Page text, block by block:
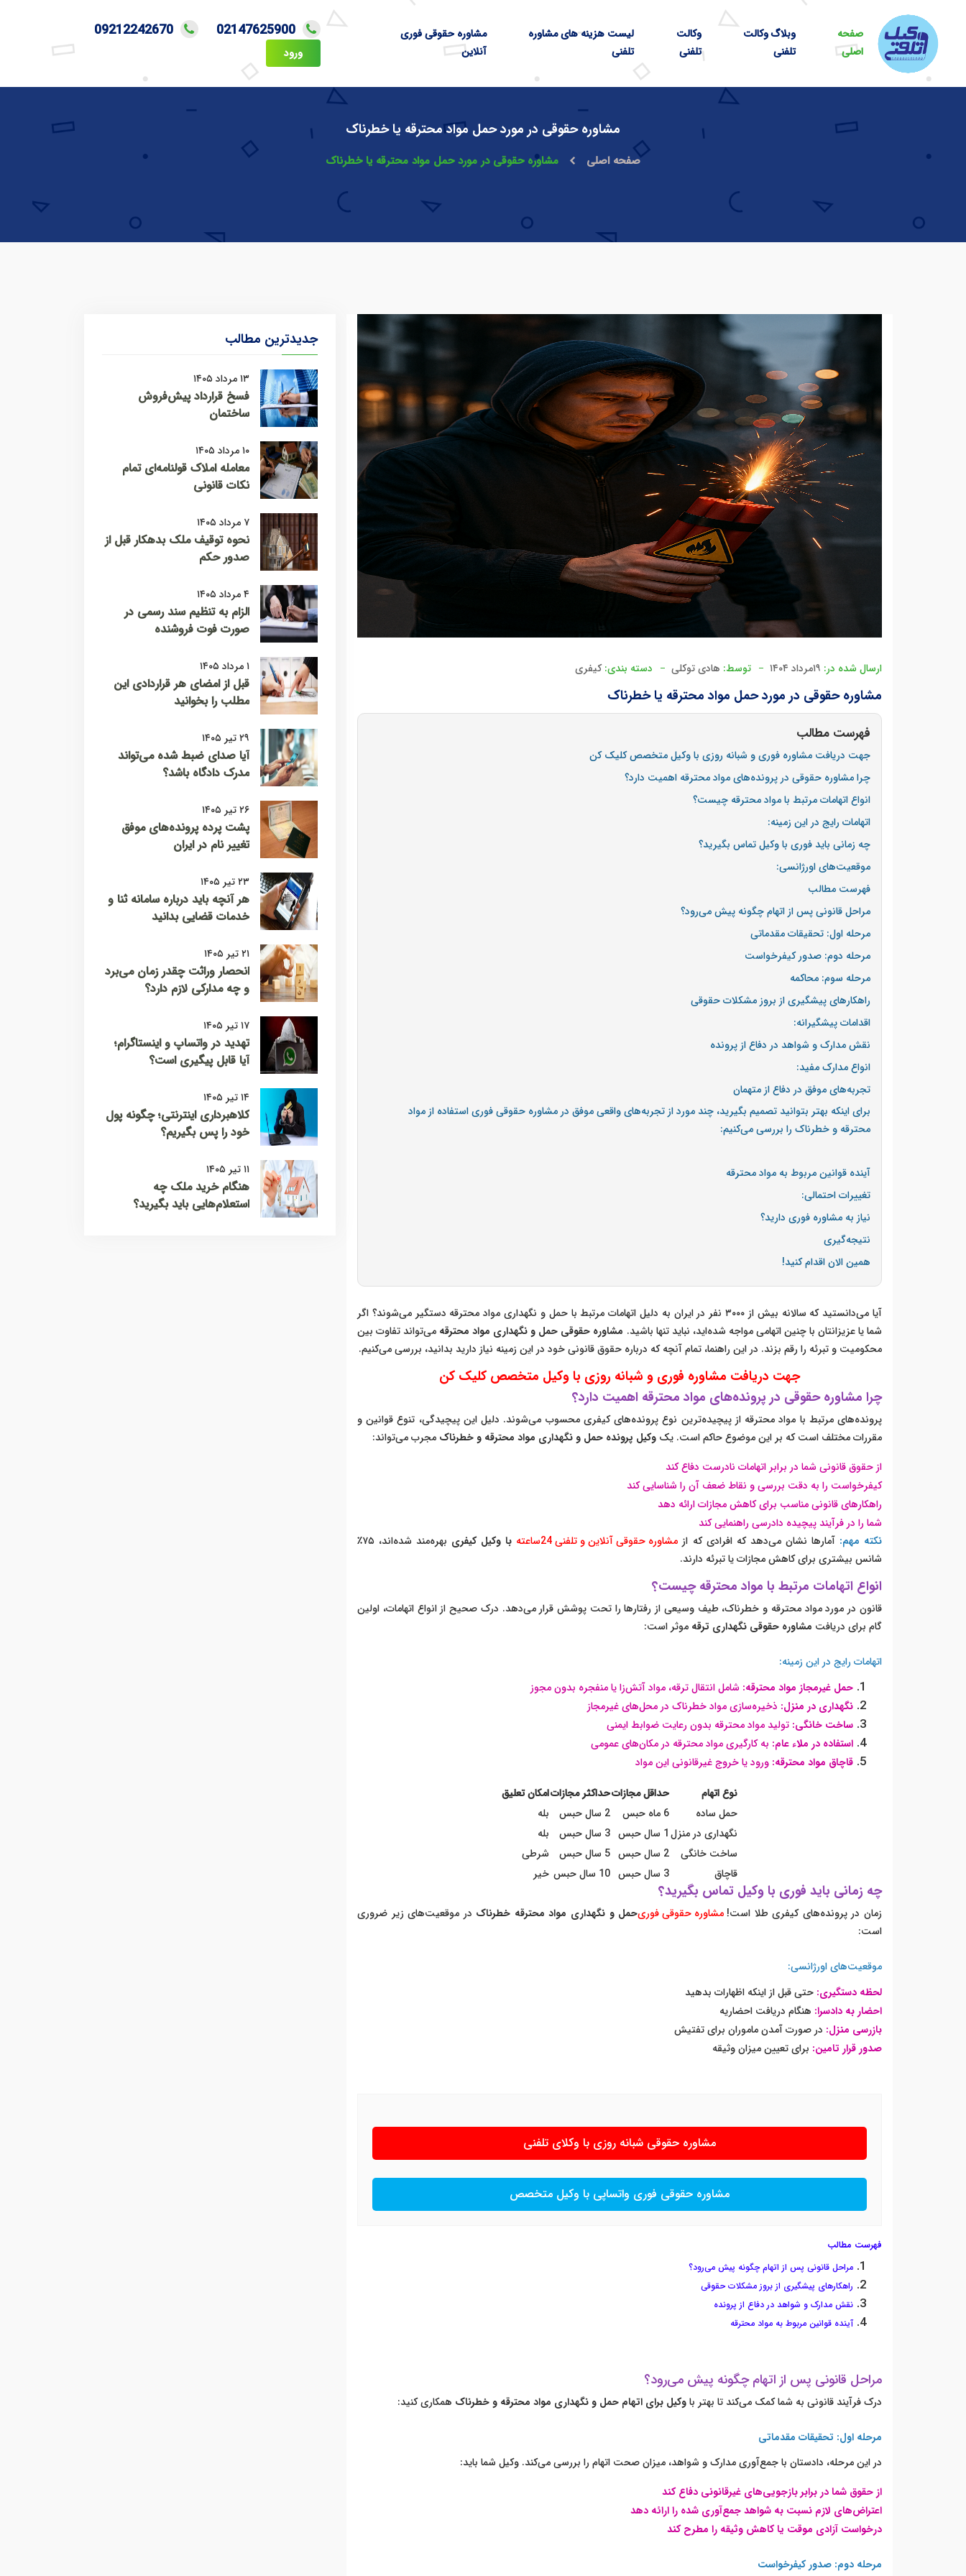
صفحه
اصلی
وبلاگ وکالت
تلفنی
وکالت
تلفنی
لیست هزینه های مشاوره
تلفنی
مشاوره حقوقی فوری
آنلاین
02147625900
09212242670
ورود
مشاوره حقوقی در مورد حمل مواد محترقه یا خطرناک
صفحه اصلی مشاوره حقوقی در مورد حمل مواد محترقه یا خطرناک
ارسال شده در: ۱۹مرداد ۱۴۰۴ توسط: هادی توکلی دسته بندی: کیفری
مشاوره حقوقی در مورد حمل مواد محترقه یا خطرناک
فهرست مطالب
جهت دریافت مشاوره فوری و شبانه روزی با وکیل متخصص کلیک کن
چرا مشاوره حقوقی در پرونده‌های مواد محترقه اهمیت دارد؟
انواع اتهامات مرتبط با مواد محترقه چیست؟
اتهامات رایج در این زمینه:
چه زمانی باید فوری با وکیل تماس بگیرید؟
موقعیت‌های اورژانسی:
فهرست مطالب
مراحل قانونی پس از اتهام چگونه پیش می‌رود؟
مرحله اول: تحقیقات مقدماتی
مرحله دوم: صدور کیفرخواست
مرحله سوم: محاکمه
راهکارهای پیشگیری از بروز مشکلات حقوقی
اقدامات پیشگیرانه:
نقش مدارک و شواهد در دفاع از پرونده
انواع مدارک مفید:
تجربه‌های موفق در دفاع از متهمان
برای اینکه بهتر بتوانید تصمیم بگیرید، چند مورد از تجربه‌های واقعی موفق در مشاوره حقوقی فوری استفاده از مواد
محترقه و خطرناک را بررسی می‌کنیم:
آینده قوانین مربوط به مواد محترقه
تغییرات احتمالی:
نیاز به مشاوره فوری دارید؟
نتیجه‌گیری
همین الان اقدام کنید!
آیا می‌دانستید که سالانه بیش از ۳۰۰۰ نفر در ایران به دلیل اتهامات مرتبط با حمل و نگهداری مواد محترقه دستگیر می‌شوند؟ اگر
شما یا عزیزانتان با چنین اتهامی مواجه شده‌اید، نباید تنها باشید. مشاوره حقوقی حمل و نگهداری مواد محترقه می‌تواند تفاوت بین
محکومیت و تبرئه را رقم بزند. در این راهنما، تمام آنچه که درباره حقوق قانونی خود در این زمینه نیاز دارید بدانید، بررسی می‌کنیم.
جهت دریافت مشاوره فوری و شبانه روزی با وکیل متخصص کلیک کن
چرا مشاوره حقوقی در پرونده‌های مواد محترقه اهمیت دارد؟
پرونده‌های مرتبط با مواد محترقه از پیچیده‌ترین نوع پرونده‌های کیفری محسوب می‌شوند. دلیل این پیچیدگی، تنوع قوانین و
مقررات مختلف است که بر این موضوع حاکم است. یک وکیل پرونده حمل و نگهداری مواد محترقه و خطرناک مجرب می‌تواند:
از حقوق قانونی شما در برابر اتهامات نادرست دفاع کند
کیفرخواست را به دقت بررسی و نقاط ضعف آن را شناسایی کند
راهکارهای قانونی مناسب برای کاهش مجازات ارائه دهد
شما را در فرآیند پیچیده دادرسی راهنمایی کند
نکته مهم:آمارها نشان می‌دهد که افرادی که از مشاوره حقوقی آنلاین و تلفنی 24ساعته با وکیل کیفری
بهره‌مند شده‌اند، ۷۵٪
شانس بیشتری برای کاهش مجازات یا تبرئه دارند.
انواع اتهامات مرتبط با مواد محترقه چیست؟
قانون در مورد مواد محترقه و خطرناک، طیف وسیعی از رفتارها را تحت پوشش قرار می‌دهد. درک صحیح از انواع اتهامات، اولین
گام برای دریافت مشاوره حقوقی نگهداری ترقه موثر است:
اتهامات رایج در این زمینه:
حمل غیرمجاز مواد محترقه: شامل انتقال ترقه، مواد آتش‌زا یا منفجره بدون مجوز
نگهداری در منزل: ذخیره‌سازی مواد خطرناک در محل‌های غیرمجاز
ساخت خانگی: تولید مواد محترقه بدون رعایت ضوابط ایمنی
استفاده در ملاء عام: به کارگیری مواد محترقه در مکان‌های عمومی
قاچاق مواد محترقه: ورود یا خروج غیرقانونی این مواد
نوع اتهام
حداقل مجازاتحداکثر مجازاتامکان تعلیق
حمل ساده
6 ماه حبس 2 سال حبس
بله
نگهداری در منزل1 سال حبس 3 سال حبس
بله
ساخت خانگی
2 سال حبس 5 سال حبس
شرطی
قاچاق
3 سال حبس 10 سال حبس خیر
چه زمانی باید فوری با وکیل تماس بگیرید؟
زمان در پرونده‌های کیفری طلا است!مشاوره حقوقی فوریحمل و نگهداری مواد محترقه خطرناک در موقعیت‌های زیر ضروری
است:
موقعیت‌های اورژانسی:
لحظه دستگیری: حتی قبل از اینکه اظهارات بدهید
احضار به دادسرا: هنگام دریافت احضاریه
بازرسی منزل: در صورت آمدن ماموران برای تفتیش
صدور قرار تامین: برای تعیین میزان وثیقه
مشاوره حقوقی شبانه روزی با وکلای تلفنی
مشاوره حقوقی فوری واتساپی با وکیل متخصص
فهرست مطالب
مراحل قانونی پس از اتهام چگونه پیش می‌رود؟
راهکارهای پیشگیری از بروز مشکلات حقوقی
نقش مدارک و شواهد در دفاع از پرونده
آینده قوانین مربوط به مواد محترقه
مراحل قانونی پس از اتهام چگونه پیش می‌رود؟
درک فرآیند قانونی به شما کمک می‌کند تا بهتر باوکیل برای اتهام حمل و نگهداری مواد محترقه و خطرناک همکاری کنید:
مرحله اول: تحقیقات مقدماتی
در این مرحله، دادستان با جمع‌آوری مدارک و شواهد، میزان صحت اتهام را بررسی می‌کند. وکیل شما باید:
از حقوق شما در برابر بازجویی‌های غیرقانونی دفاع کند
اعتراض‌های لازم نسبت به شواهد جمع‌آوری شده را ارائه دهد
درخواست آزادی موقت یا کاهش وثیقه را مطرح کند
مرحله دوم: صدور کیفرخواست
جدیدترین مطالب
۱۳ مرداد ۱۴۰۵
فسخ قرارداد پیش‌فروش
ساختمان
۱۰ مرداد ۱۴۰۵
معامله املاک قولنامه‌ای تمام
نکات قانونی
۷ مرداد ۱۴۰۵
نحوه توقیف ملک بدهکار قبل از
صدور حکم
۴ مرداد ۱۴۰۵
الزام به تنظیم سند رسمی در
صورت فوت فروشنده
۱ مرداد ۱۴۰۵
قبل از امضای هر قراردادی این
مطلب را بخوانید
۲۹ تیر ۱۴۰۵
آیا صدای ضبط شده می‌تواند
مدرک دادگاه باشد؟
۲۶ تیر ۱۴۰۵
پشت پرده پرونده‌های موفق
تغییر نام در ایران
۲۳ تیر ۱۴۰۵
هر آنچه باید درباره سامانه ثنا و
خدمات قضایی بدانید
۲۱ تیر ۱۴۰۵
انحصار وراثت چقدر زمان می‌برد
و چه مدارکی لازم دارد؟
۱۷ تیر ۱۴۰۵
تهدید در واتساپ و اینستاگرام؛
آیا قابل پیگیری است؟
۱۴ تیر ۱۴۰۵
کلاهبرداری اینترنتی؛ چگونه پول
خود را پس بگیریم؟
۱۱ تیر ۱۴۰۵
هنگام خرید ملک چه
استعلام‌هایی باید بگیرید؟